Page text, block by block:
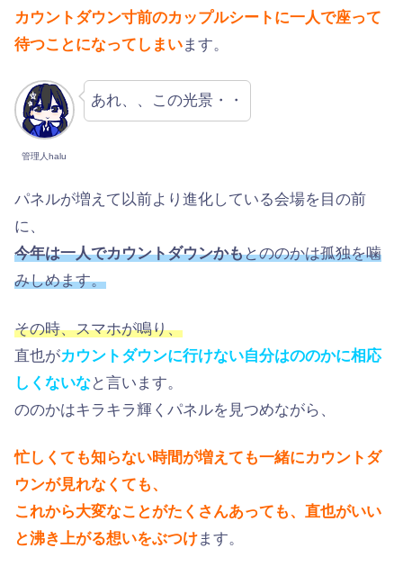
カウントダウン寸前のカップルシートに一人で座って
待つことになってしまい ます。
管理人halu
あれ、、この光景・・
パネルが増えて以前より進化している会場を目の前
に、
今年は一人でカウントダウンかもとののかは孤独を噛
みしめます。
その時、スマホが鳴り、
直也がカウントダウンに行けない自分はののかに相応
しくないなと言います。
ののかはキラキラ輝くパネルを見つめながら、
忙しくても知らない時間が増えても一緒にカウントダ
ウンが見れなくても、
これから大変なことがたくさんあっても、直也がいい
と沸き上がる想いをぶつけます。